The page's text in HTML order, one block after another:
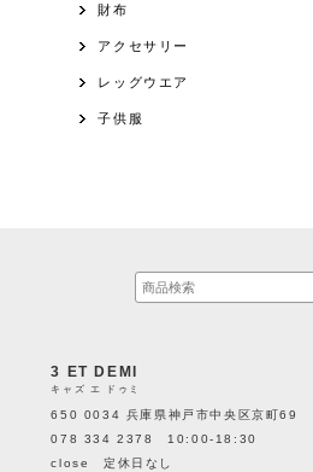
財布
アクセサリー
レッグウエア
子供服
3 ET DEMI
キャズ エ ドゥミ
650 0034 兵庫県神戸市中央区京町69
078 334 2378 10:00-18:30
close 定休日なし